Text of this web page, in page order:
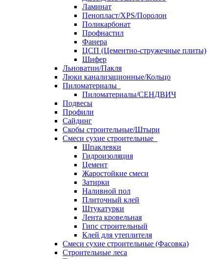
Ламинат
Пенопласт/XPS/Поролон
Поликарбонат
Профнастил
Фанера
ЦСП (Цементно-стружечные плиты)
Шифер
Льноватин/Пакля
Люки канализационные/Кольцо
Пиломатериалы
Пиломатериалы/СЕНДВИЧ
Подвесы
Профили
Сайдинг
Скобы строительные/Штыри
Смеси сухие строительные
Шпаклевки
Гидроизоляция
Цемент
Жаростойкие смеси
Затирки
Наливной пол
Плиточный клей
Штукатурки
Лента кровельная
Гипс строительный
Клей для утеплителя
Смеси сухие строительные (Фасовка)
Строительные леса